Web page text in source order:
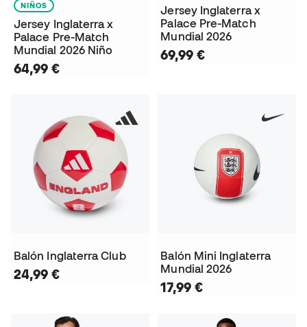
NIÑOS
Jersey Inglaterra x
Palace Pre-Match
Mundial 2026 Niño
64,99 €
Jersey Inglaterra x
Palace Pre-Match
Mundial 2026
69,99 €
Balón Inglaterra Club
24,99 €
Balón Mini Inglaterra
Mundial 2026
17,99 €